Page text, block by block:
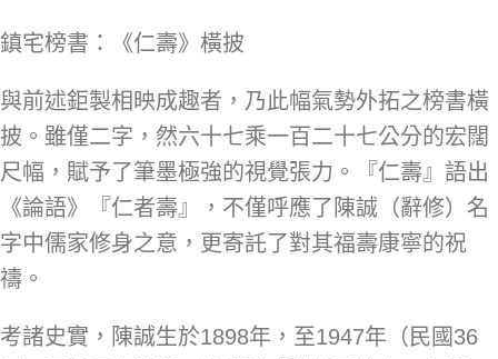
鎮宅榜書：《仁壽》橫披
與前述鉅製相映成趣者，乃此幅氣勢外拓之榜書橫
披。雖僅二字，然六十七乘一百二十七公分的宏闊
尺幅，賦予了筆墨極強的視覺張力。『仁壽』語出
《論語》『仁者壽』，不僅呼應了陳誠（辭修）名
字中儒家修身之意，更寄託了對其福壽康寧的祝
禱。
考諸史實，陳誠生於1898年，至1947年（民國36